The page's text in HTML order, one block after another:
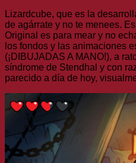
Lizardcube, que es la
de agárrate y no te menees.
Original es para mear y no
los fondos y las animaciones
(¡DIBUJADAS A MANO!), a
síndrome de Stendhal y con
parecido a día de hoy,